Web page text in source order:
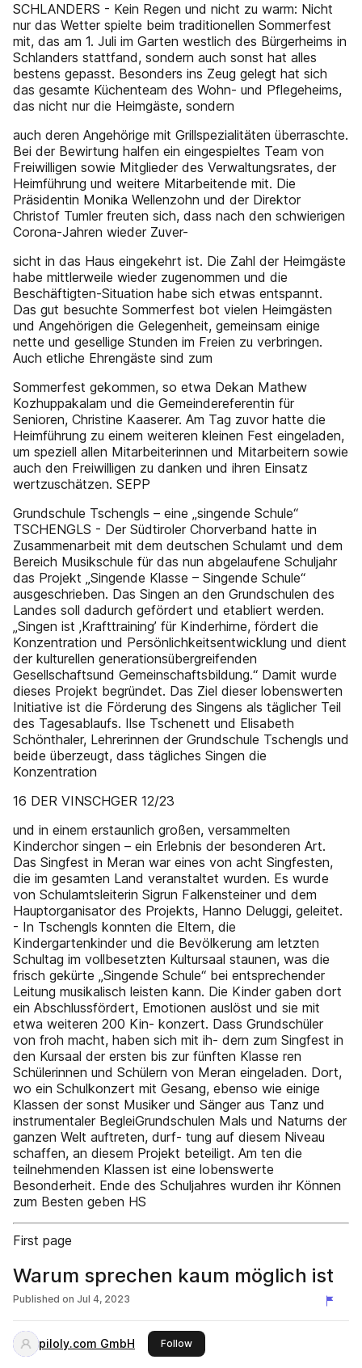
SCHLANDERS - Kein Regen und nicht zu warm: Nicht
nur das Wetter spielte beim traditionellen Sommerfest
mit, das am 1. Juli im Garten westlich des Bürgerheims in
Schlanders stattfand, sondern auch sonst hat alles
bestens gepasst. Besonders ins Zeug gelegt hat sich
das gesamte Küchenteam des Wohn- und Pflegeheims,
das nicht nur die Heimgäste, sondern
auch deren Angehörige mit Grillspezialitäten überraschte.
Bei der Bewirtung halfen ein eingespieltes Team von
Freiwilligen sowie Mitglieder des Verwaltungsrates, der
Heimführung und weitere Mitarbeitende mit. Die
Präsidentin Monika Wellenzohn und der Direktor
Christof Tumler freuten sich, dass nach den schwierigen
Corona-Jahren wieder Zuver-
sicht in das Haus eingekehrt ist. Die Zahl der Heimgäste
habe mittlerweile wieder zugenommen und die
Beschäftigten-Situation habe sich etwas entspannt.
Das gut besuchte Sommerfest bot vielen Heimgästen
und Angehörigen die Gelegenheit, gemeinsam einige
nette und gesellige Stunden im Freien zu verbringen.
Auch etliche Ehrengäste sind zum
Sommerfest gekommen, so etwa Dekan Mathew
Kozhuppakalam und die Gemeindereferentin für
Senioren, Christine Kaaserer. Am Tag zuvor hatte die
Heimführung zu einem weiteren kleinen Fest eingeladen,
um speziell allen Mitarbeiterinnen und Mitarbeitern sowie
auch den Freiwilligen zu danken und ihren Einsatz
wertzuschätzen. SEPP
Grundschule Tschengls – eine „singende Schule“
TSCHENGLS - Der Südtiroler Chorverband hatte in
Zusammenarbeit mit dem deutschen Schulamt und dem
Bereich Musikschule für das nun abgelaufene Schuljahr
das Projekt „Singende Klasse – Singende Schule“
ausgeschrieben. Das Singen an den Grundschulen des
Landes soll dadurch gefördert und etabliert werden.
„Singen ist ‚Krafttraining’ für Kinderhirne, fördert die
Konzentration und Persönlichkeitsentwicklung und dient
der kulturellen generationsübergreifenden
Gesellschaftsund Gemeinschaftsbildung.“ Damit wurde
dieses Projekt begründet. Das Ziel dieser lobenswerten
Initiative ist die Förderung des Singens als täglicher Teil
des Tagesablaufs. Ilse Tschenett und Elisabeth
Schönthaler, Lehrerinnen der Grundschule Tschengls und
beide überzeugt, dass tägliches Singen die
Konzentration
16 DER VINSCHGER 12/23
und in einem erstaunlich großen, versammelten
Kinderchor singen – ein Erlebnis der besonderen Art.
Das Singfest in Meran war eines von acht Singfesten,
die im gesamten Land veranstaltet wurden. Es wurde
von Schulamtsleiterin Sigrun Falkensteiner und dem
Hauptorganisator des Projekts, Hanno Deluggi, geleitet.
- In Tschengls konnten die Eltern, die
Kindergartenkinder und die Bevölkerung am letzten
Schultag im vollbesetzten Kultursaal staunen, was die
frisch gekürte „Singende Schule“ bei entsprechender
Leitung musikalisch leisten kann. Die Kinder gaben dort
ein Abschlussfördert, Emotionen auslöst und sie mit
etwa weiteren 200 Kin- konzert. Dass Grundschüler
von froh macht, haben sich mit ih- dern zum Singfest in
den Kursaal der ersten bis zur fünften Klasse ren
Schülerinnen und Schülern von Meran eingeladen. Dort,
wo ein Schulkonzert mit Gesang, ebenso wie einige
Klassen der sonst Musiker und Sänger aus Tanz und
instrumentaler BegleiGrundschulen Mals und Naturns der
ganzen Welt auftreten, durf- tung auf diesem Niveau
schaffen, an diesem Projekt beteiligt. Am ten die
teilnehmenden Klassen ist eine lobenswerte
Besonderheit. Ende des Schuljahres wurden ihr Können
zum Besten geben HS
First page
Warum sprechen kaum möglich ist
Published on Jul 4, 2023
piloly.com GmbH Followthis publisher